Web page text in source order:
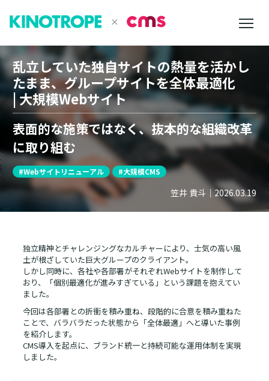
乱立していた独自サイトの熱量を活かし
たまま、グループサイトを全体最適化
| 大規模Webサイト
表面的な施策ではなく、抜本的な組織改革
に取り組む
#Webサイトリニューアル #大規模CMS
笠井 貴斗 ｜2026.03.19
独立精神とチャレンジングなカルチャーにより、士気の高い風
土が根ざしていた巨大グループのクライアント。
しかし同時に、各社や各部署がそれぞれWebサイトを制作して
おり、「個別最適化が進みすぎている」という課題を抱えてい
ました。
今回は各部署との折衝を積み重ね、段階的に合意を積み重ねた
ことで、バラバラだった状態から「全体最適」へと導いた事例
を紹介します。
CMS導入を起点に、ブランド統一と持続可能な運用体制を実現
しました。